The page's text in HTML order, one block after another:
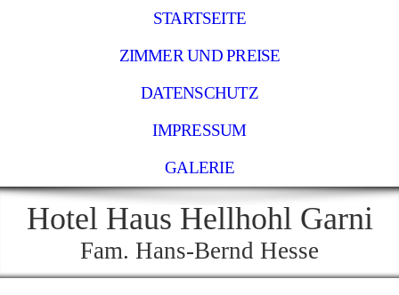
STARTSEITE
ZIMMER UND PREISE
DATENSCHUTZ
IMPRESSUM
GALERIE
HotelHaus Hellhohl Garni
Fam. Hans-Bernd Hesse